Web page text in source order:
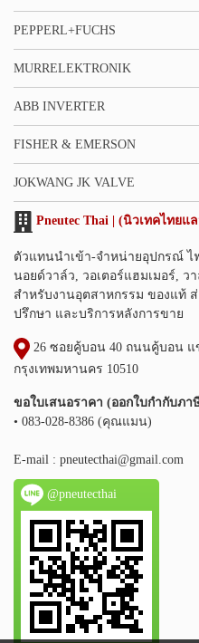
PEPPERL+FUCHS
MURRELEKTRONIK
ABB INVERTER
FISHER & EMERSON
JOKWANG JK VALVE
Pneutec Thai | (นิวเทคไทยแ
ตัวแทนนำเข้า-จำหน่ายอุปกรณ์ ไ
นอยด์วาล์ว, วอเตอร์แฮมเมอร์,
สำหรับงานอุตสาหกรรม ของแท้
ปรึกษา และบริการหลังการขาย
26 ซอยคู้บอน 40 ถนนคู้บอน
กรุงเทพมหานคร 10510
ขอใบเสนอราคา (ออกใบกำกับภา
• 083-028-8386 (คุณแมน)
E-mail : pneutecthai@gmail.com
@pneutecthai